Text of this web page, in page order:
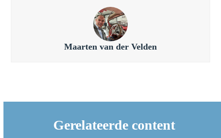
Maarten van der Velden
Gerelateerde content